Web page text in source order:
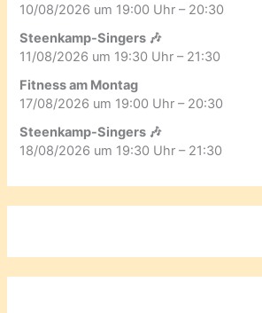
10/08/2026 um 19:00 Uhr – 20:30
Steenkamp-Singers 🎶
11/08/2026 um 19:30 Uhr – 21:30
Fitness am Montag
17/08/2026 um 19:00 Uhr – 20:30
Steenkamp-Singers 🎶
18/08/2026 um 19:30 Uhr – 21:30